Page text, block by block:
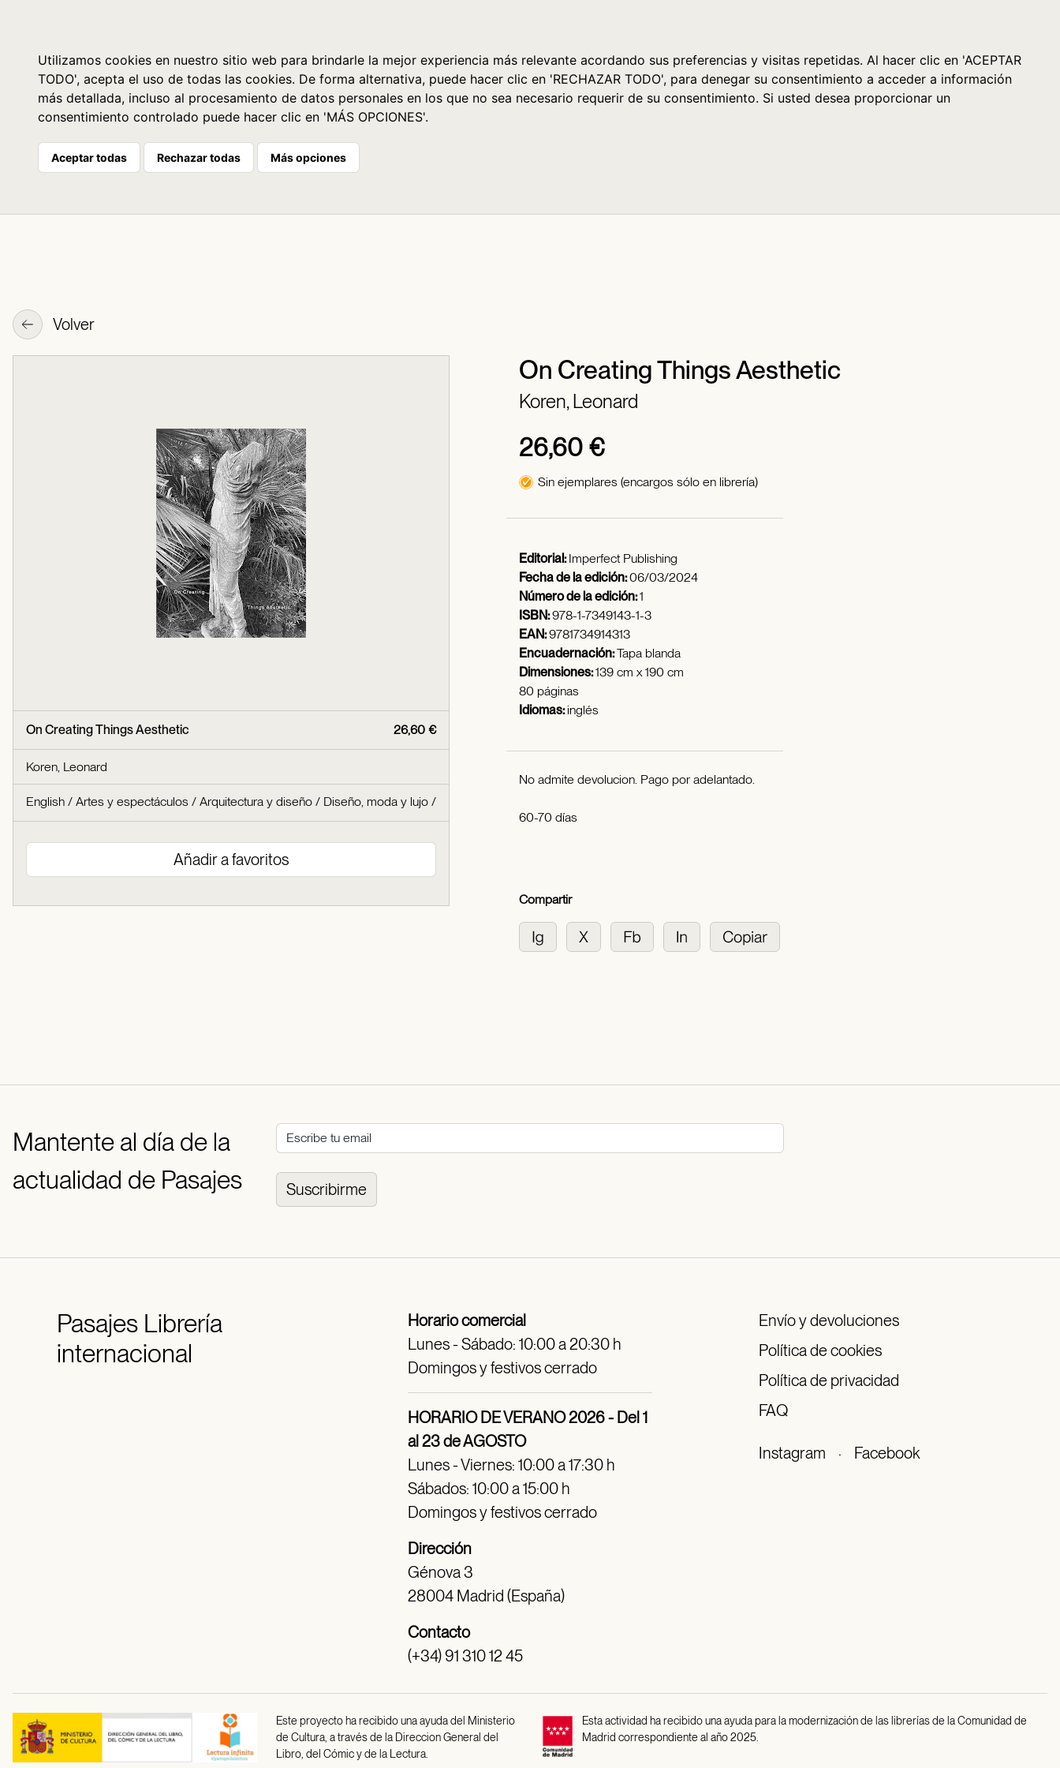
Utilizamos cookies en nuestro sitio web para brindarle la mejor experiencia más relevante acordando sus preferencias y visitas repetidas. Al hacer clic en 'ACEPTAR
TODO', acepta el uso de todas las cookies. De forma alternativa, puede hacer clic en 'RECHAZAR TODO', para denegar su consentimiento a acceder a información
más detallada, incluso al procesamiento de datos personales en los que no sea necesario requerir de su consentimiento. Si usted desea proporcionar un
consentimiento controlado puede hacer clic en 'MÁS OPCIONES'.
Aceptar todas Rechazar todas Más opciones
Volver
On Creating Things Aesthetic
Koren, Leonard
26,60 €
Sin ejemplares (encargos sólo en librería)
26,60 €
On Creating Things Aesthetic
Koren, Leonard
English / Artes y espectáculos / Arquitectura y diseño / Diseño, moda y lujo /
Añadir a favoritos
Editorial:Imperfect Publishing
Fecha de la edición:06/03/2024
Número de la edición:1
ISBN:978-1-7349143-1-3
EAN:9781734914313
Encuadernación:Tapa blanda
Dimensiones:139 cm x 190 cm
80 páginas
Idiomas:inglés
No admite devolucion. Pago por adelantado.
60-70 días
Compartir
Mantente al día de la
actualidad de Pasajes
Suscribirme
PasajesLibrería
internacional
Horario comercial
Lunes - Sábado: 10:00 a 20:30 h
Domingos y festivos cerrado
HORARIO DE VERANO 2026 - Del 1
al 23 de AGOSTO
Lunes - Viernes: 10:00 a 17:30 h
Sábados: 10:00 a 15:00 h
Domingos y festivos cerrado
Dirección
Génova 3
28004 Madrid (España)
Contacto
(+34) 91 310 12 45
Envío y devoluciones
Política de cookies
Política de privacidad
FAQ
Instagram · Facebook
Este proyecto ha recibido una ayuda del Ministerio
de Cultura, a través de la Direccion General del
Libro, del Cómic y de la Lectura.
Esta actividad ha recibido una ayuda para la modernización de las librerías de la Comunidad de
Madrid correspondiente al año 2025.